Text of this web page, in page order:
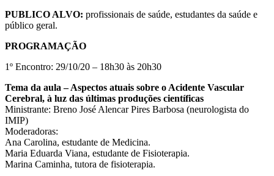
PUBLICO ALVO: profissionais de saúde, estudantes da saúde e
público geral.
PROGRAMAÇÃO
1º Encontro: 29/10/20 – 18h30 às 20h30
Tema da aula – Aspectos atuais sobre o Acidente Vascular
Cerebral, à luz das últimas produções científicas
Ministrante: Breno José Alencar Pires Barbosa (neurologista do
IMIP)
Moderadoras:
Ana Carolina, estudante de Medicina.
Maria Eduarda Viana, estudante de Fisioterapia.
Marina Caminha, tutora de fisioterapia.